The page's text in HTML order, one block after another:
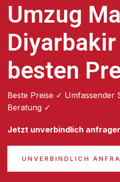
Umzug
besten
Beste Preise ✓ Umfassender
Beratung ✓
Jetzt unverbindlich
UNVERBINDLICH